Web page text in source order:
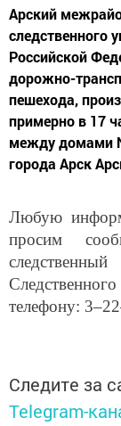
Арский
следственного
Российской
дорожно-
пешехода,
примерно в 17
между домами
города Арск
Любую
просим
телефону:
Следите за
Telegram-